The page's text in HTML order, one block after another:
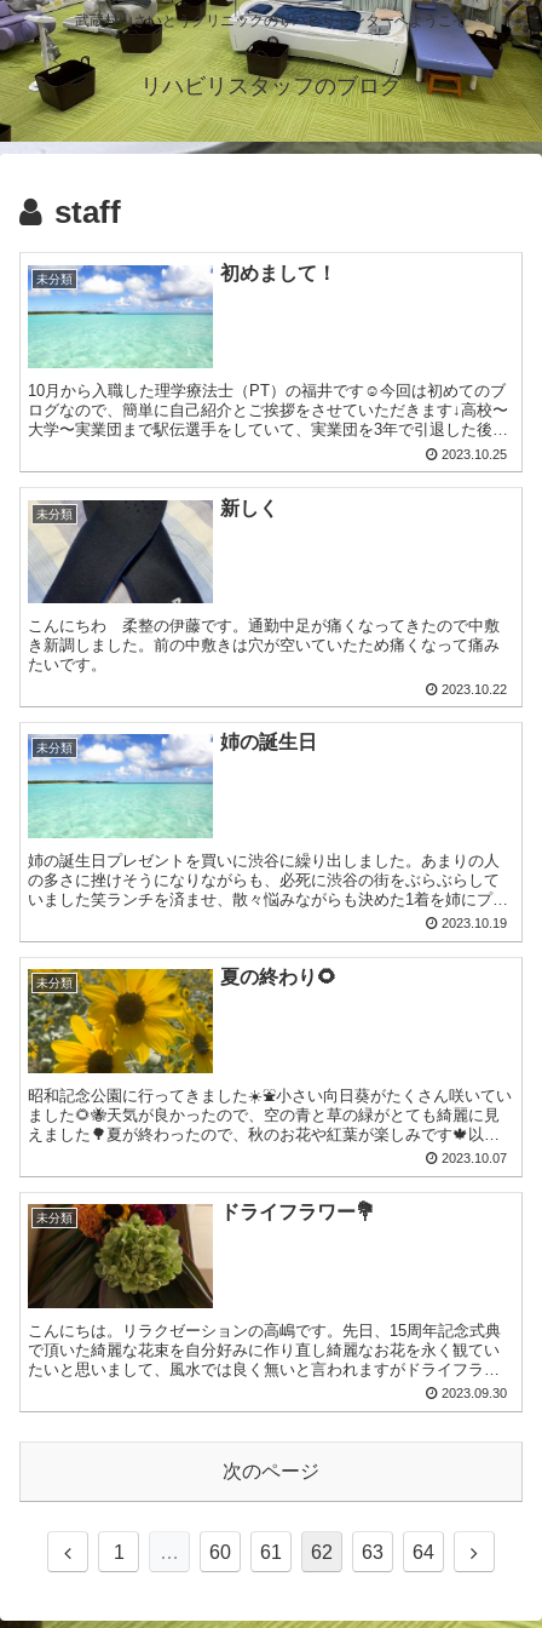
武蔵村山さいとうクリニックのリハビリセンターへようこそ
リハビリスタッフのブログ
staff
未分類 初めまして！
10月から入職した理学療法士（PT）の福井です☺️今回は初めてのブ
ログなので、簡単に自己紹介とご挨拶をさせていただきます↓高校〜
大学〜実業団まで駅伝選手をしていて、実業団を3年で引退した後、
2023.10.25
未分類 新しく
こんにちわ 柔整の伊藤です。通勤中足が痛くなってきたので中敷
き新調しました。前の中敷きは穴が空いていたため痛くなって痛み
たいです。
2023.10.22
未分類 姉の誕生日
姉の誕生日プレゼントを買いに渋谷に繰り出しました。あまりの人
の多さに挫けそうになりながらも、必死に渋谷の街をぶらぶらして
いました笑ランチを済ませ、散々悩みながらも決めた1着を姉にプレ
ゼントしたところ、想像以上に喜んでもらえました😊少し歳の離...
2023.10.19
未分類 夏の終わり🌻
昭和記念公園に行ってきました☀️⛲️小さい向日葵がたくさん咲いてい
ました🌻🐝天気が良かったので、空の青と草の緑がとても綺麗に見
えました🌳夏が終わったので、秋のお花や紅葉が楽しみです🍁以
2023.10.07
未分類 ドライフラワー💐
こんにちは。リラクゼーションの高嶋です。先日、15周年記念式典
で頂いた綺麗な花束を自分好みに作り直し綺麗なお花を永く観てい
たいと思いまして、風水では良く無いと言われますがドライフラワ
ーにしてみました。こちらは、8月に吉祥寺のお花屋さんで夏の...
2023.09.30
次のページ
前
1 … 60 61 62 63 64
次